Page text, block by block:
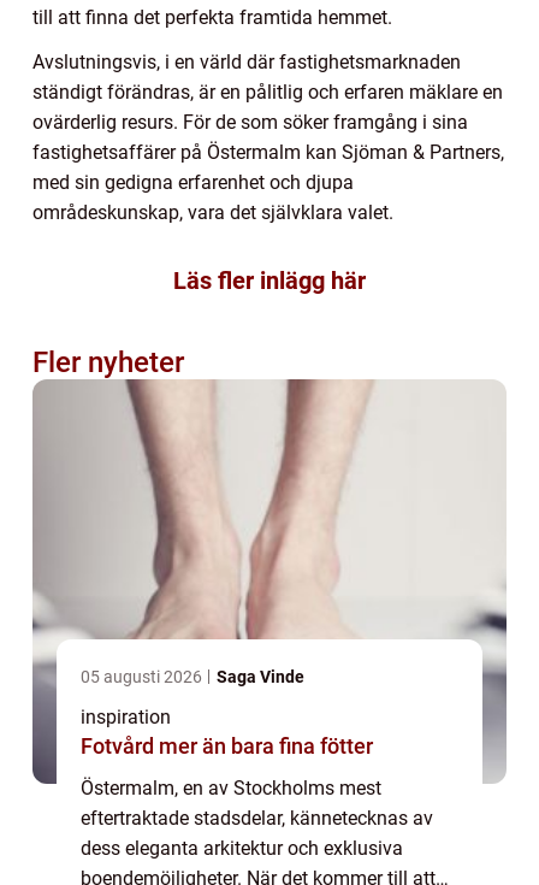
till att finna det perfekta framtida hemmet.
Avslutningsvis, i en värld där fastighetsmarknaden
ständigt förändras, är en pålitlig och erfaren mäklare en
ovärderlig resurs. För de som söker framgång i sina
fastighetsaffärer på Östermalm kan Sjöman & Partners,
med sin gedigna erfarenhet och djupa
områdeskunskap, vara det självklara valet.
Läs fler inlägg här
Fler nyheter
05 augusti 2026 Saga Vinde
inspiration
Fotvård mer än bara fina fötter
Östermalm, en av Stockholms mest
eftertraktade stadsdelar, kännetecknas av
dess eleganta arkitektur och exklusiva
boendemöjligheter. När det kommer till att